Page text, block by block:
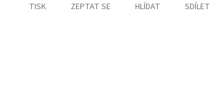
TISK ZEPTAT SE HLÍDAT SDÍLET